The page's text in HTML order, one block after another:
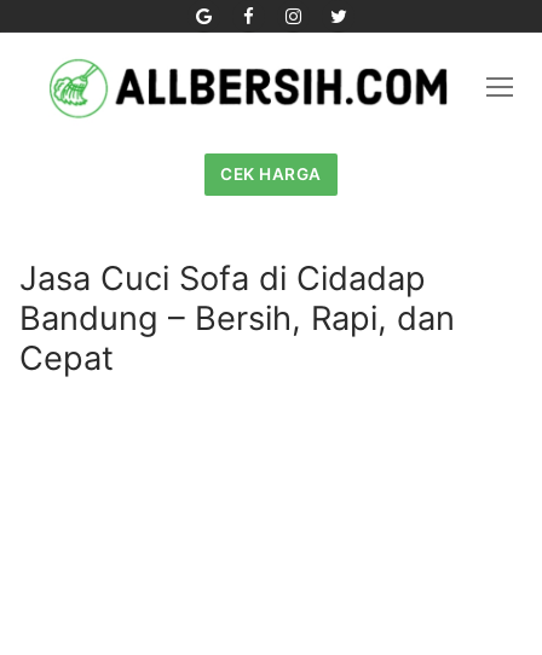
content
CEK HARGA
Jasa Cuci Sofa di Cidadap
Bandung – Bersih, Rapi, dan
Cepat